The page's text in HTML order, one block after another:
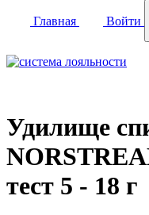
Главная Войти
Удилище
тест 5 - 18 г